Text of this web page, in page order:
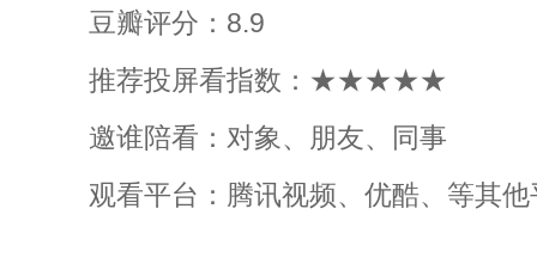
豆瓣评分：8.9
推荐投屏看指数：★★★★★
邀谁陪看：对象、朋友、同事
观看平台：腾讯视频、优酷、等其他